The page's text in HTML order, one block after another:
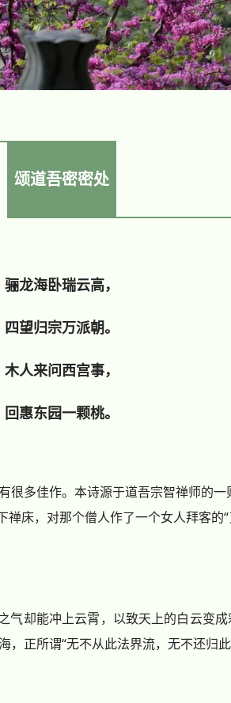
颂道吾密密处
骊龙海卧瑞云高，
四望归宗万派朝。
木人来问西宫事，
回惠东园一颗桃。
很多佳作。本诗源于道吾宗智禅师的
床，对那个僧人作了一个女人拜客的
却能冲上云霄，以致天上的白云变成
正所谓“无不从此法界流，无不还归此